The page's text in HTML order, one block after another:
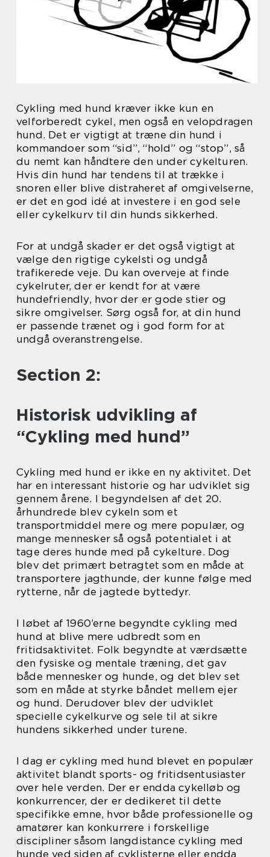
Cykling med hund kræver ikke kun en
velforberedt cykel, men også en velopdragen
hund. Det er vigtigt at træne din hund i
kommandoer som “sid”, “hold” og “stop”, så
du nemt kan håndtere den under cykelturen.
Hvis din hund har tendens til at trække i
snoren eller blive distraheret af omgivelserne,
er det en god idé at investere i en god sele
eller cykelkurv til din hunds sikkerhed.
For at undgå skader er det også vigtigt at
vælge den rigtige cykelsti og undgå
trafikerede veje. Du kan overveje at finde
cykelruter, der er kendt for at være
hundefriendly, hvor der er gode stier og
sikre omgivelser. Sørg også for, at din hund
er passende trænet og i god form for at
undgå overanstrengelse.
Section 2:
Historisk udvikling af
“Cykling med hund”
Cykling med hund er ikke en ny aktivitet. Det
har en interessant historie og har udviklet sig
gennem årene. I begyndelsen af det 20.
århundrede blev cykeln som et
transportmiddel mere og mere populær, og
mange mennesker så også potentialet i at
tage deres hunde med på cykelture. Dog
blev det primært betragtet som en måde at
transportere jagthunde, der kunne følge med
rytterne, når de jagtede byttedyr.
I løbet af 1960’erne begyndte cykling med
hund at blive mere udbredt som en
fritidsaktivitet. Folk begyndte at værdsætte
den fysiske og mentale træning, det gav
både mennesker og hunde, og det blev set
som en måde at styrke båndet mellem ejer
og hund. Derudover blev der udviklet
specielle cykelkurve og sele til at sikre
hundens sikkerhed under turene.
I dag er cykling med hund blevet en populær
aktivitet blandt sports- og fritidsentusiaster
over hele verden. Der er endda cykelløb og
konkurrencer, der er dedikeret til dette
specifikke emne, hvor både professionelle og
amatører kan konkurrere i forskellige
discipliner såsom langdistance cykling med
hunde ved siden af cyklisterne eller endda